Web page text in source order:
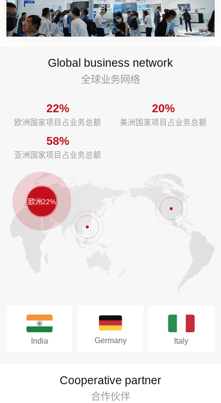
资质。
Global business network
全球业务网络
22%
欧洲国家项目占业务总额
20%
美洲国家项目占业务总额
58%
亚洲国家项目占业务总额
欧洲22%
Germany Italy
Cooperative partner
合作伙伴